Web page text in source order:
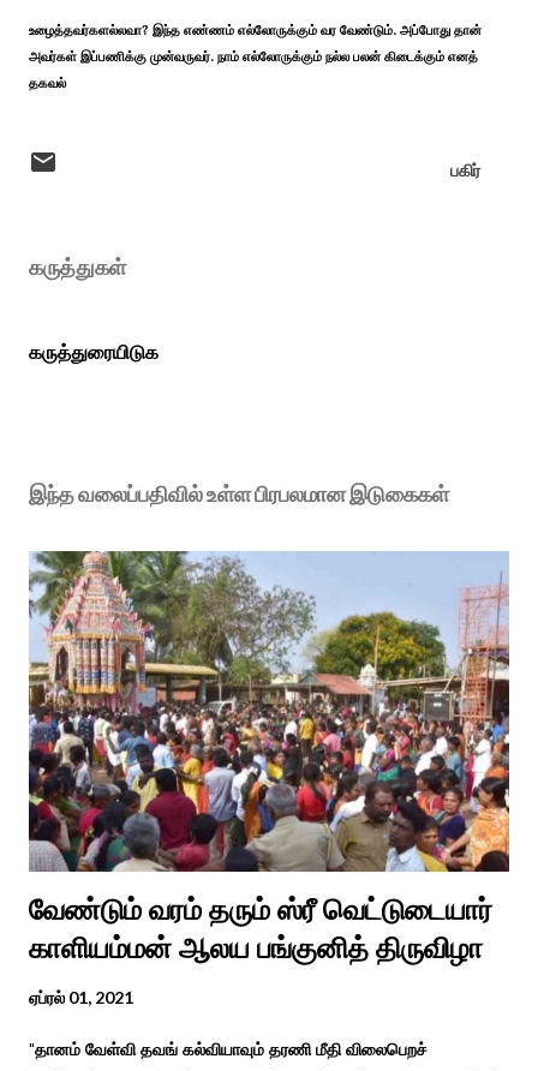
உழைத்தவர்களல்லவா? இந்த எண்ணம் எல்லோருக்கும் வர வேண்டும். அப்போது தான்
அவர்கள் இப்பணிக்கு முன்வருவர். நாம் எல்லோருக்கும் நல்ல பலன் கிடைக்கும் எனத்
தகவல்
பகிர்
கருத்துகள்
கருத்துரையிடுக
இந்த வலைப்பதிவில் உள்ள பிரபலமான இடுகைகள்
வேண்டும் வரம் தரும் ஸ்ரீ வெட்டுடையார்
காளியம்மன் ஆலய பங்குனித் திருவிழா
ஏப்ரல் 01, 2021
"தானம் வேள்வி தவங் கல்வியாவும் தரணி மீதி விலைபெறச்